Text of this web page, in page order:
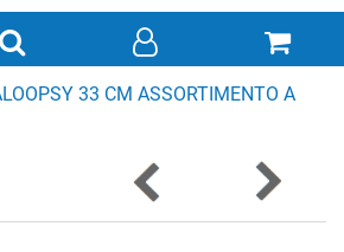
33 CM ASSORTIMENTO A